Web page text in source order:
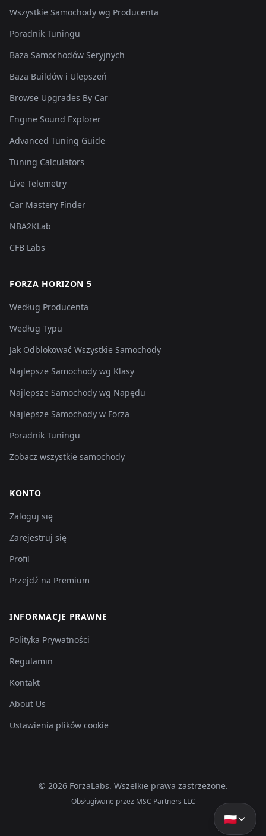
Wszystkie Samochody wg Producenta
Poradnik Tuningu
Baza Samochodów Seryjnych
Baza Buildów i Ulepszeń
Browse Upgrades By Car
Engine Sound Explorer
Advanced Tuning Guide
Tuning Calculators
Live Telemetry
Car Mastery Finder
NBA2KLab
CFB Labs
FORZA HORIZON 5
Według Producenta
Według Typu
Jak Odblokować Wszystkie Samochody
Najlepsze Samochody wg Klasy
Najlepsze Samochody wg Napędu
Najlepsze Samochody w Forza
Poradnik Tuningu
Zobacz wszystkie samochody
KONTO
Zaloguj się
Zarejestruj się
Profil
Przejdź na Premium
INFORMACJE PRAWNE
Polityka Prywatności
Regulamin
Kontakt
About Us
Ustawienia plików cookie
© 2026 ForzaLabs. Wszelkie prawa zastrzeżone.
Obsługiwane przez MSC Partners LLC
🇵🇱